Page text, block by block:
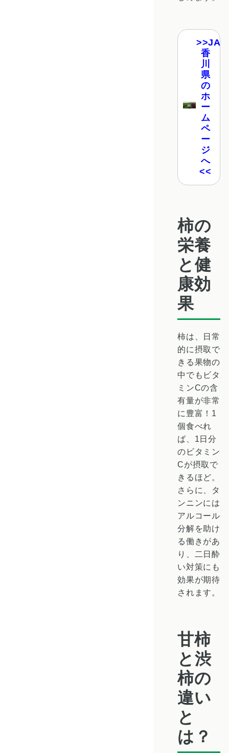
JA
香
川
県
の
ホ
ー
ム
ペ
ー
ジ
へ
柿の
栄養
と健
康効
果
柿は、日常
的に摂取で
きる果物の
中でも ビタ
ミンCの含
有量が非常
に豊富 ！1
個食べれ
ば、1日分
のビタミン
Cが摂取で
きるほど。
さらに、タ
ンニンには
アルコール
分解を助け
る働き があ
り、
二日酔
い対策にも
効果が期待
されます。
甘柿
と渋
柿の
違い
と
は？